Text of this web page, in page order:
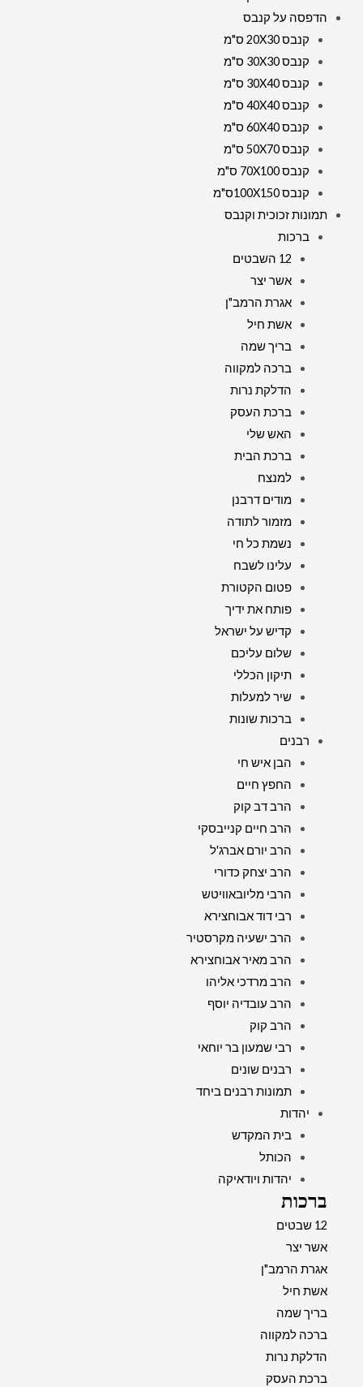
הדפסה על קנבס
קנבס 20X30 ס"מ
קנבס 30X30 ס"מ
קנבס 30X40 ס"מ
קנבס 40X40 ס"מ
קנבס 60X40 ס"מ
קנבס 50X70 ס"מ
קנבס 70X100 ס"מ
קנבס 100X150ס"מ
תמונות זכוכית וקנבס
ברכות
12 השבטים
אשר יצר
אגרת הרמב"ן
אשת חיל
בריך שמה
ברכה למקווה
הדלקת נרות
ברכת העסק
האש שלי
ברכת הבית
למנצח
מודים דרבנן
מזמור לתודה
נשמת כל חי
עלינו לשבח
פטום הקטורת
פותח את ידיך
קדיש על ישראל
שלום עליכם
תיקון הכללי
שיר למעלות
ברכות שונות
רבנים
הבן איש חי
החפץ חיים
הרב דב קוק
הרב חיים קנייבסקי
הרב יורם אברג'ל
הרב יצחק כדורי
הרבי מליובאוויטש
רבי דוד אבוחצירא
הרב ישעיה מקרסטיר
הרב מאיר אבוחצירא
הרב מרדכי אליהו
הרב עובדיה יוסף
הרב קוק
רבי שמעון בר יוחאי
רבנים שונים
תמונות רבנים ביחד
יהדות
בית המקדש
הכותל
יהדות ויודאיקה
ברכות
12 שבטים
אשר יצר
אגרת הרמב"ן
אשת חיל
בריך שמה
ברכה למקווה
הדלקת נרות
ברכת העסק